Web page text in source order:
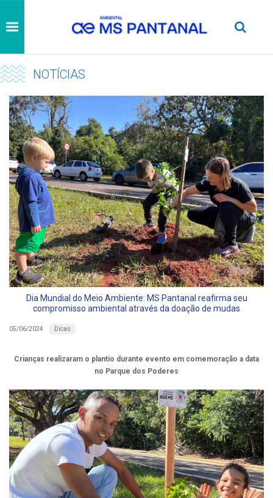
NOTÍCIAS
Dia Mundial do Meio Ambiente: MS Pantanal reafirma seu
compromisso ambiental através da doação de mudas
05/06/2024 Dicas
Crianças realizaram o plantio durante evento em comemoração a data
no Parque dos Poderes